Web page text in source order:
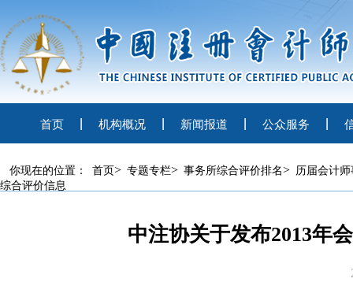
首页 机构概况 新闻报道 公众服务
你现在的位置： 首页> 专题专栏> 事务所综合评价排名> 历届会计
综合评价信息
中注协关于发布2013年